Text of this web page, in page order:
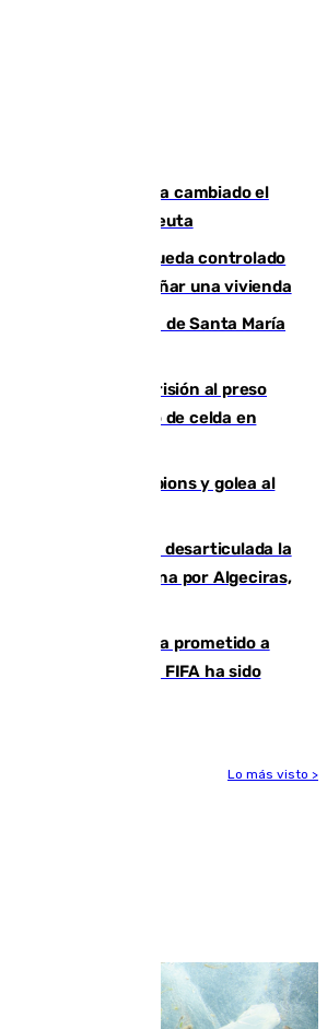
y pollo: así ha cambiado el
desplegados en Ceuta
de San Roque queda controlado
a 19 familias y dañar una vivienda
de la Real Colegiata de Santa María
los 17 años de prisión al preso
a su compañero de celda en
examen de Champions y golea al
al narcotráfico: desarticulada la
toneladas de cocaína por Algeciras,
que Infantino haya prometido a
Mundial 2030: "La FIFA ha sido
Lo más visto >